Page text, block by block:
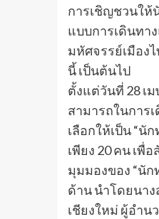
การเชิญชวนให้
แบบการเดินทา
มหัศจรรย์เมือง
นี้ เป็นต้นไป
ตั้งแต่วันที่ 28 เ
สามารถในการ
เลือกให้เป็น “นั
เพียง 20 คน เ
มุมมองของ “นั
ด้าน นำโดยนาง
เชียงใหม่ ผู้อำ